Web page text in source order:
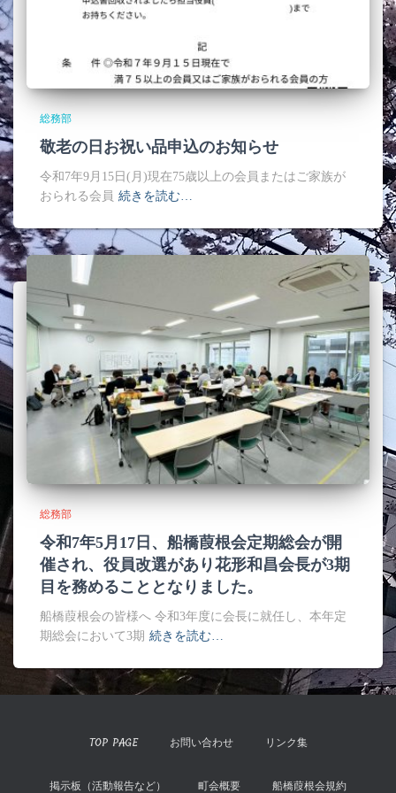
総務部
敬老の日お祝い品申込のお知らせ
令和7年9月15日(月)現在75歳以上の会員またはご家族が
おられる会員 続きを読む…
総務部
令和7年5月17日、船橋葭根会定期総会が開
催され、役員改選があり花形和昌会長が3期
目を務めることとなりました。
船橋葭根会の皆様へ 令和3年度に会長に就任し、本年定
期総会において3期 続きを読む…
TOP PAGE お問い合わせ リンク集
掲示板（活動報告など） 町会概要 船橋葭根会規約